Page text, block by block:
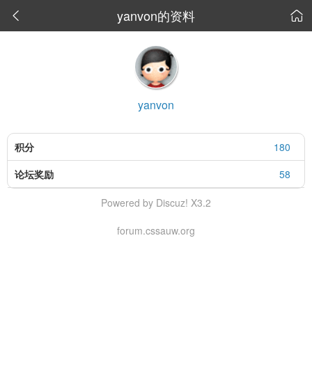
 yanvon的资料 
yanvon
180
积分
58
论坛奖励
Powered by Discuz! X3.2
forum.cssauw.org